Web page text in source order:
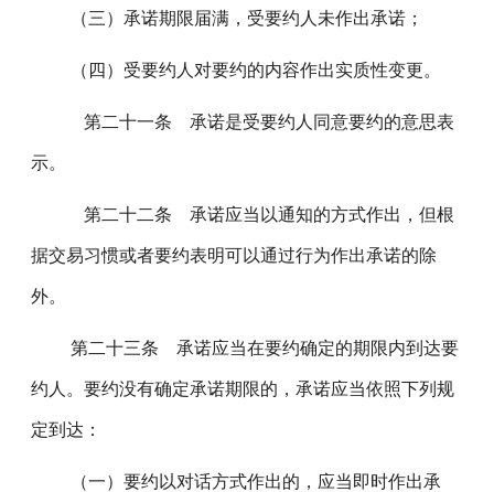
（三）承诺期限届满，受要约人未作出承诺；
（四）受要约人对要约的内容作出实质性变更。
第二十一条 承诺是受要约人同意要约的意思表
示。
第二十二条 承诺应当以通知的方式作出，但根
据交易习惯或者要约表明可以通过行为作出承诺的除
外。
第二十三条 承诺应当在要约确定的期限内到达要
约人。要约没有确定承诺期限的，承诺应当依照下列规
定到达：
（一）要约以对话方式作出的，应当即时作出承